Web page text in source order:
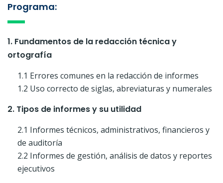
Programa:
1. Fundamentos de la redacción técnica y
ortografía
1.1 Errores comunes en la redacción de informes
1.2 Uso correcto de siglas, abreviaturas y numerales
2. Tipos de informes y su utilidad
2.1 Informes técnicos, administrativos, financieros y
de auditoría
2.2 Informes de gestión, análisis de datos y reportes
ejecutivos